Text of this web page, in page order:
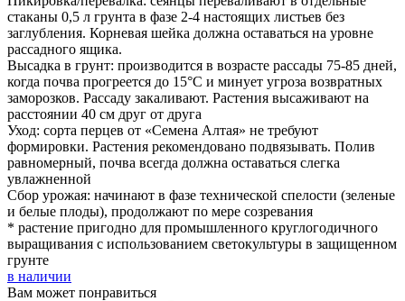
стаканы 0,5 л грунта в фазе 2-4 настоящих листьев без
заглубления. Корневая шейка должна оставаться на уровне
рассадного ящика.
Высадка в грунт: производится в возрасте рассады 75-85 дней,
когда почва прогреется до 15°С и минует угроза возвратных
заморозков. Рассаду закаливают. Растения высаживают на
расстоянии 40 см друг от друга
Уход: сорта перцев от «Семена Алтая» не требуют
формировки. Растения рекомендовано подвязывать. Полив
равномерный, почва всегда должна оставаться слегка
увлажненной
Сбор урожая: начинают в фазе технической спелости (зеленые
и белые плоды), продолжают по мере созревания
* растение пригодно для промышленного круглогодичного
выращивания с использованием светокультуры в защищенном
грунте
в наличии
Вам может понравиться